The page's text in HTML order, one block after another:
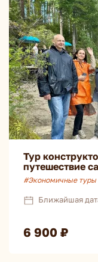
Тур
путешествие
#Экономичные туры
Ближайшая
6 900 ₽